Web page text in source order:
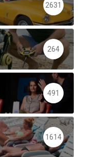
2631
264
491
1614